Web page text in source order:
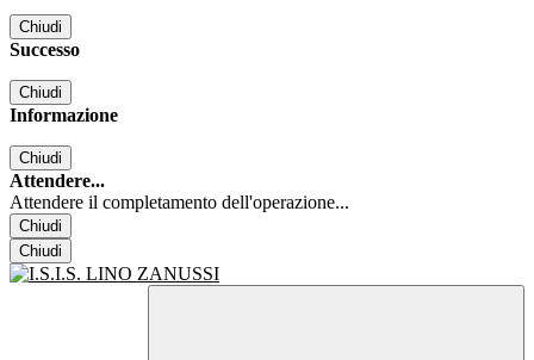
Chiudi
Successo
Chiudi
Informazione
Chiudi
Attendere...
Attendere il completamento dell'operazione...
Chiudi
Chiudi